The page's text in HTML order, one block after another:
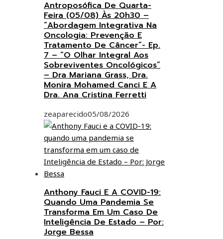
Antroposófica De Quarta-
Feira (05/08) Às 20h30 –
“Abordagem Integrativa Na
Oncologia: Prevenção E
Tratamento De Câncer”- Ep.
7 – “O Olhar Integral Aos
Sobreviventes Oncológicos”
– Dra Mariana Grass, Dra.
Monira Mohamed Canci E A
Dra. Ana Cristina Ferretti
zeaparecido05/08/2026
Anthony Fauci E A COVID-19:
Quando Uma Pandemia Se
Transforma Em Um Caso De
Inteligência De Estado – Por:
Jorge Bessa